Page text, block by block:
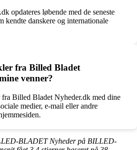
opdateres løbende med de seneste
kendte danskere og internationale
fra Billed Bladet
venner?
fra Billed Bladet Nyheder.dk med dine
medier, e-mail eller andre
BLADET Nyheder på BILLED-